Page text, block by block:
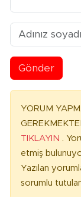
Gönder
YORUM
TIKLAYIN .
etmiş
Yazılan
sorumlu